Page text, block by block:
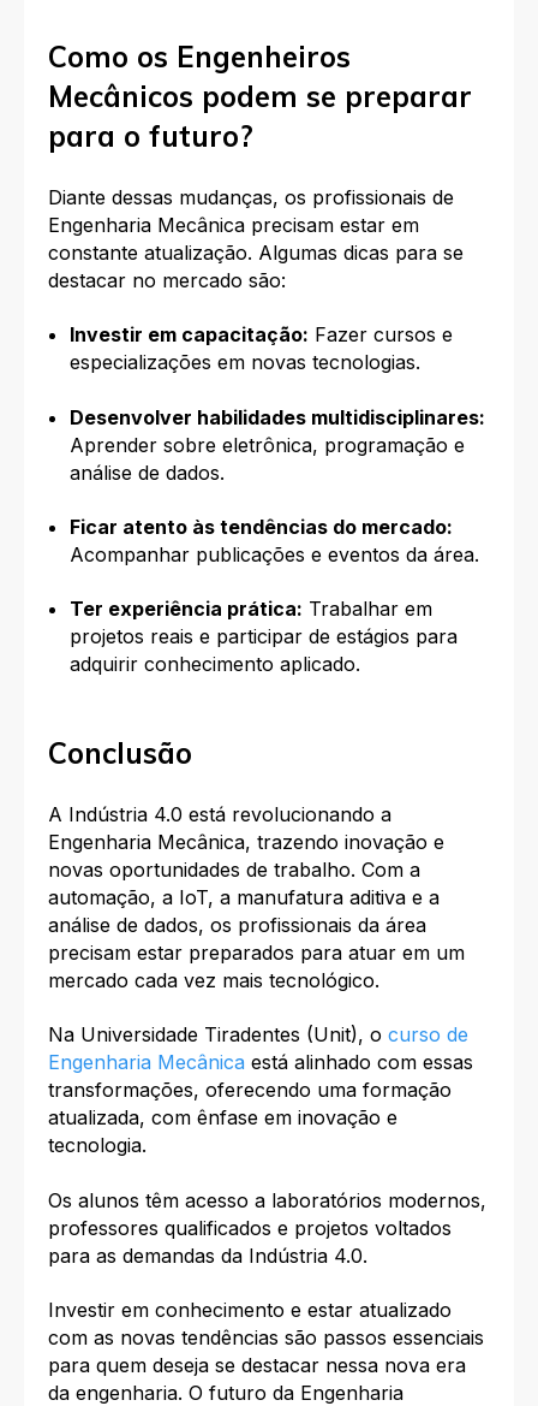
Como os Engenheiros
Mecânicos podem se preparar
para o futuro?
Diante dessas mudanças, os profissionais de
Engenharia Mecânica precisam estar em
constante atualização. Algumas dicas para se
destacar no mercado são:
Investir em capacitação: Fazer cursos e
especializações em novas tecnologias.
Desenvolver habilidades multidisciplinares:
Aprender sobre eletrônica, programação e
análise de dados.
Ficar atento às tendências do mercado:
Acompanhar publicações e eventos da área.
Ter experiência prática: Trabalhar em
projetos reais e participar de estágios para
adquirir conhecimento aplicado.
Conclusão
A Indústria 4.0 está revolucionando a
Engenharia Mecânica, trazendo inovação e
novas oportunidades de trabalho. Com a
automação, a IoT, a manufatura aditiva e a
análise de dados, os profissionais da área
precisam estar preparados para atuar em um
mercado cada vez mais tecnológico.
Na Universidade Tiradentes (Unit), o curso de
Engenharia Mecânica está alinhado com essas
transformações, oferecendo uma formação
atualizada, com ênfase em inovação e
tecnologia.
Os alunos têm acesso a laboratórios modernos,
professores qualificados e projetos voltados
para as demandas da Indústria 4.0.
Investir em conhecimento e estar atualizado
com as novas tendências são passos essenciais
para quem deseja se destacar nessa nova era
da engenharia. O futuro da Engenharia